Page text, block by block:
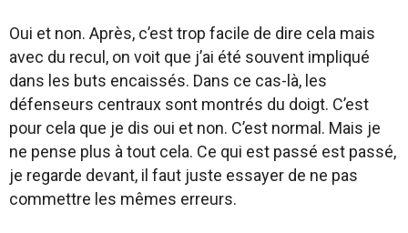
Oui et non. Après, c’est trop facile de dire cela mais
avec du recul, on voit que j’ai été souvent impliqué
dans les buts encaissés. Dans ce cas-là, les
défenseurs centraux sont montrés du doigt. C’est
pour cela que je dis oui et non. C’est normal. Mais je
ne pense plus à tout cela. Ce qui est passé est passé,
je regarde devant, il faut juste essayer de ne pas
commettre les mêmes erreurs.